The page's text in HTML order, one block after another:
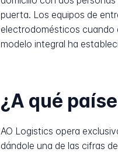
puerta. Los equipos de
electrodomésticos cuando
modelo integral ha
¿A qué
AO Logistics opera
dándole una de las cifras